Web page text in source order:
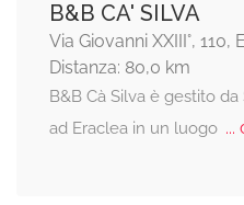
B&B CA' SILVA
Via Giovanni XXIII°, 110,
Distanza: 80,0 km
B&B Cà Silva è gestito
ad Eraclea in un luogo...